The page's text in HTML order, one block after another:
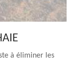
à éliminer les